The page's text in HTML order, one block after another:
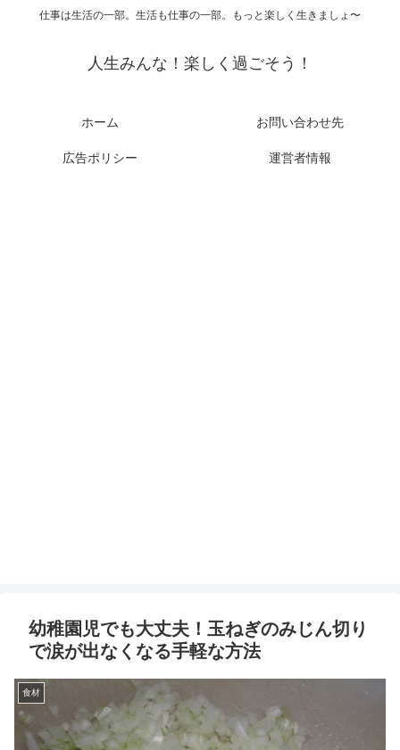
仕事は生活の一部。生活も仕事の一部。もっと楽しく生きましょ〜
人生みんな！楽しく過ごそう！
ホーム お問い合わせ先
広告ポリシー 運営者情報
幼稚園児でも大丈夫！玉ねぎのみじん切り
で涙が出なくなる手軽な方法
食材